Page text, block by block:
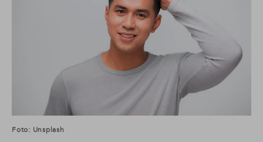
Foto: Unsplash